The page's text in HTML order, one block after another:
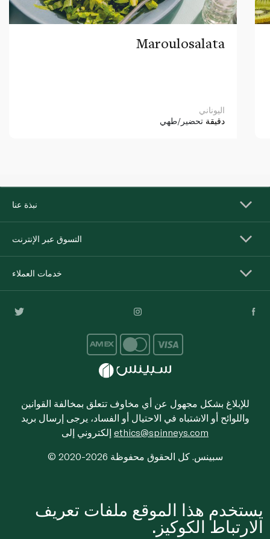
Maroulosalata
اليوناني
دقيقة تحضير/طهي
نبذة عنا
التسوق عبر الإنترنت
خدمات العملاء
للإبلاغ بشكل مجهول عن أي مخاوف تتعلق بمخالفة القوانين
واللوائح أو الاشتباه في الاحتيال أو الفساد، يرجى إرسال بريد
ethics@spinneys.com
© 2020-2026 سبينس. كل الحقوق محفوظة
يستخدم هذا الموقع ملفات تعريف
الارتباط الكوكيز.